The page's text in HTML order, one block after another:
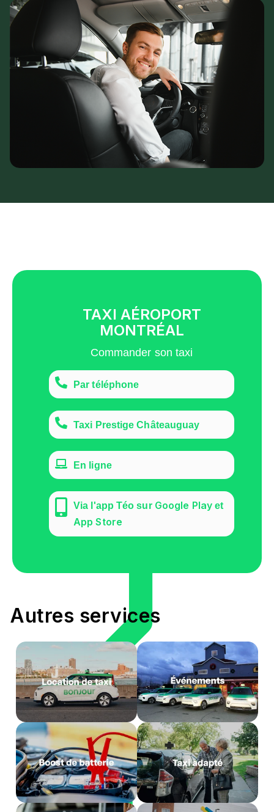
TAXI AÉROPORT
MONTRÉAL
Commander son taxi
Par téléphone
Taxi Prestige Châteauguay
En ligne
Via l'app Téo sur Google Play et
App Store
Autres services